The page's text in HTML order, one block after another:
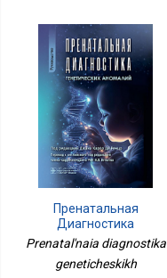
Пренатальная
Диагностика
Генетических
Аномалий.Руководство
Prenatal'naia diagnostika
geneticheskikh